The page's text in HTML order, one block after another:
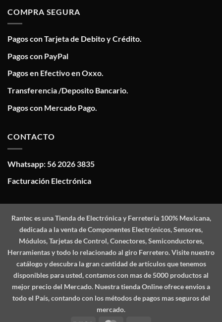
COMPRA SEGURA
Pagos con Tarjeta de Debito y Crédito.
Pagos con PayPal
Pagos en Efectivo en Oxxo.
Transferencia /Deposito Bancario.
Pagos con Mercado Pago.
CONTACTO
Whatsapp: 56 2026 3835
Facturación Electrónica
Ranteces una Tienda de Electrónica y Ferretería 100% Mexicana,
dedicada a la venta de Componentes Electrónicos, Sensores,
Módulos, Tarjetas de Control, Conectores, Semiconductores,
Herramientas y todo lo relacionado al giro Ferretero. Visite nuestro
catálogo y descubra la gran cantidad de artículos que tenemos
disponibles para usted, contamos con mas de 5000 productos al
mejor precio del Mercado. Nuestra tienda Online ofrece envíos a
todo el País, contando con los métodos de pagos mas seguros del
mercado.